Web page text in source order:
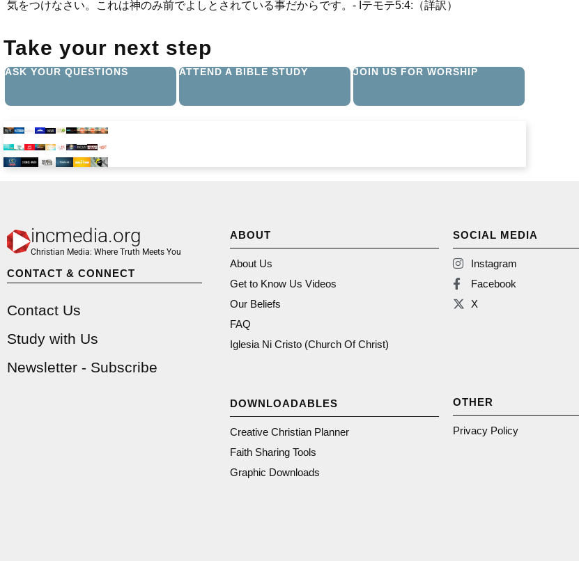
気をつけなさい。これは神のみ前でよしとされている事だからです。- Iテモテ5:4:（詳訳）
Take your next step
ASK YOUR QUESTIONS ATTEND A BIBLE STUDY JOIN US FOR WORSHIP
incmedia.org
Christian Media: Where Truth Meets You
CONTACT & CONNECT
Contact Us
Study with Us
Newsletter - Subscribe
ABOUT
About Us
Get to Know Us Videos
Our Beliefs
FAQ
Iglesia Ni Cristo (Church Of Christ)
DOWNLOADABLES
Creative Christian Planner
Faith Sharing Tools
Graphic Downloads
SOCIAL MEDIA
Instagram
Facebook
X
OTHER
Privacy Policy